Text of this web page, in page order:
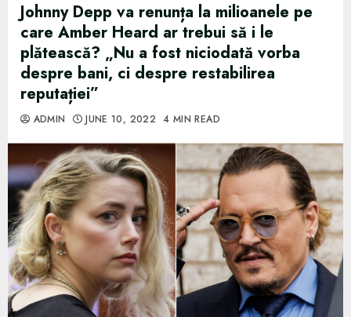
Johnny Depp va renunța la milioanele pe
care Amber Heard ar trebui să i le
plătească? „Nu a fost niciodată vorba
despre bani, ci despre restabilirea
reputației”
ADMIN JUNE 10, 2022 4 MIN READ